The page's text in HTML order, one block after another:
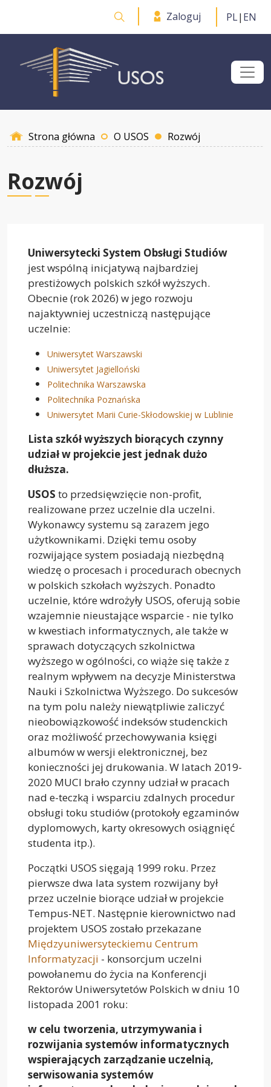
Przejdź do treści
Otwórz wyszukiwarkę
Zaloguj PL| EN
Strona główna O USOS Rozwój
Rozwój
Uniwersytecki System Obsługi Studiów
jest wspólną inicjatywą najbardziej
prestiżowych polskich szkół wyższych.
Obecnie (rok 2026) w jego rozwoju
najaktywniej uczestniczą następujące
uczelnie:
Uniwersytet Warszawski
Uniwersytet Jagielloński
Politechnika Warszawska
Politechnika Poznańska
Uniwersytet Marii Curie-Skłodowskiej w Lublinie
Lista szkół wyższych biorących czynny
udział w projekcie jest jednak dużo
dłuższa.
USOS to przedsięwzięcie non-profit,
realizowane przez uczelnie dla uczelni.
Wykonawcy systemu są zarazem jego
użytkownikami. Dzięki temu osoby
rozwijające system posiadają niezbędną
wiedzę o procesach i procedurach obecnych
w polskich szkołach wyższych. Ponadto
uczelnie, które wdrożyły USOS, oferują sobie
wzajemnie nieustające wsparcie - nie tylko
w kwestiach informatycznych, ale także w
sprawach dotyczących szkolnictwa
wyższego w ogólności, co wiąże się także z
realnym wpływem na decyzje Ministerstwa
Nauki i Szkolnictwa Wyższego. Do sukcesów
na tym polu należy niewątpliwie zaliczyć
nieobowiązkowość indeksów studenckich
oraz możliwość przechowywania księgi
albumów w wersji elektronicznej, bez
konieczności jej drukowania. W latach 2019-
2020 MUCI brało czynny udział w pracach
nad e-teczką i wsparciu zdalnych procedur
obsługi toku studiów (protokoły egzaminów
dyplomowych, karty okresowych osiągnięć
studenta itp.).
Początki USOS sięgają 1999 roku. Przez
pierwsze dwa lata system rozwijany był
przez uczelnie biorące udział w projekcie
Tempus-NET. Następnie kierownictwo nad
projektem USOS zostało przekazane
Międzyuniwersyteckiemu Centrum
Informatyzacji - konsorcjum uczelni
powołanemu do życia na Konferencji
Rektorów Uniwersytetów Polskich w dniu 10
listopada 2001 roku:
w celu tworzenia, utrzymywania i
rozwijania systemów informatycznych
wspierających zarządzanie uczelnią,
serwisowania systemów